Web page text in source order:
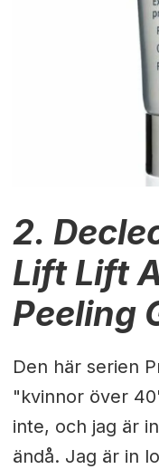
2.
Lift Lift
Peeling
Den här serien
"kvinnor över
inte, och jag är
ändå. Jag är in